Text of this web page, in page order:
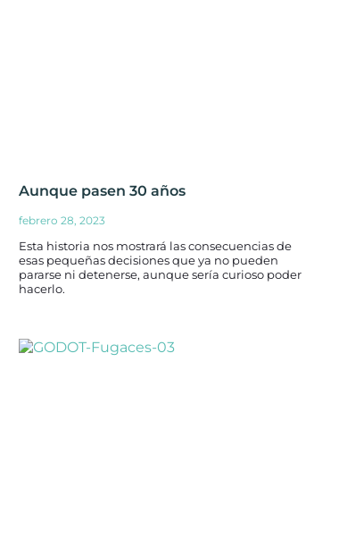
Aunque pasen 30 años
febrero 28, 2023
Esta historia nos mostrará las consecuencias de
esas pequeñas decisiones que ya no pueden
pararse ni detenerse, aunque sería curioso poder
hacerlo.